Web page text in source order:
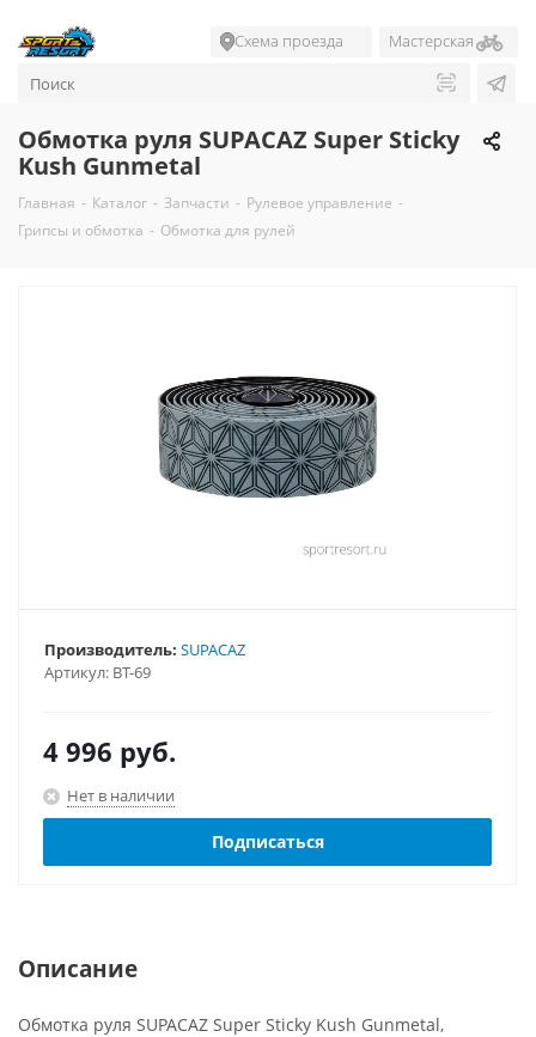
Схема проезда Мастерская
Обмотка руля SUPACAZ Super Sticky
Kush Gunmetal
Главная - Каталог - Запчасти - Рулевое управление -
Грипсы и обмотка - Обмотка для рулей
Артикул: BT-69
Производитель: SUPACAZ
4 996 руб.
Нет в наличии
Подписаться
Описание
Обмотка руля SUPACAZ Super Sticky Kush Gunmetal,